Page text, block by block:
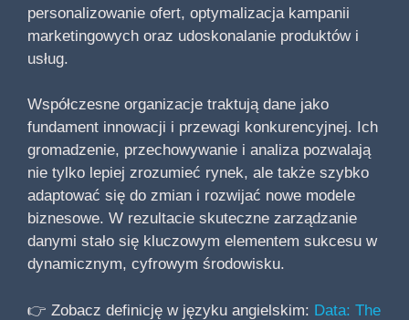
personalizowanie ofert, optymalizacja kampanii
marketingowych oraz udoskonalanie produktów i
usług.
Współczesne organizacje traktują dane jako
fundament innowacji i przewagi konkurencyjnej. Ich
gromadzenie, przechowywanie i analiza pozwalają
nie tylko lepiej zrozumieć rynek, ale także szybko
adaptować się do zmian i rozwijać nowe modele
biznesowe. W rezultacie skuteczne zarządzanie
danymi stało się kluczowym elementem sukcesu w
dynamicznym, cyfrowym środowisku.
👉 Zobacz definicję w języku angielskim: Data: The